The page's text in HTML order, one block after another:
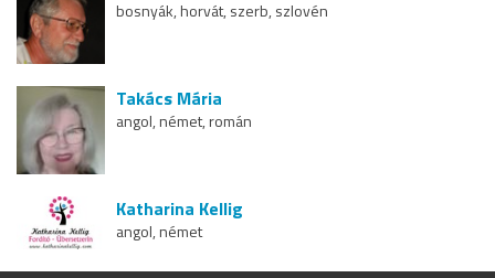
bosnyák, horvát, szerb, szlovén
Takács Mária
angol, német, román
Katharina Kellig
angol, német